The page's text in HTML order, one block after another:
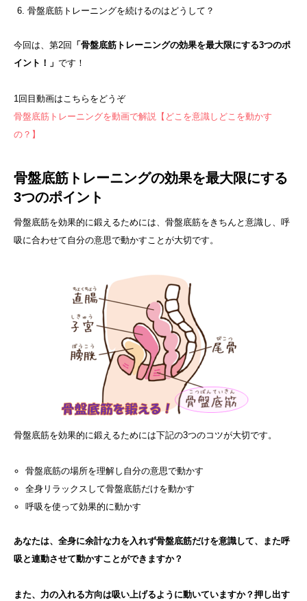
骨盤底筋トレーニングを続けるのはどうして？
今回は、第2回 「骨盤底筋トレーニングの効果を最大限にする3つのポ
イント！」 です！
1回目動画はこちらをどうぞ
骨盤底筋トレーニングを動画で解説【どこを意識しどこを動かす
の？】
骨盤底筋トレーニングの効果を最大限にする
3つのポイント
骨盤底筋を効果的に鍛えるためには、骨盤底筋をきちんと意識し、呼
吸に合わせて自分の意思で動かすことが大切です。
骨盤底筋を効果的に鍛えるためには下記の3つのコツが大切です。
骨盤底筋の場所を理解し自分の意思で動かす
全身リラックスして骨盤底筋だけを動かす
呼吸を使って効果的に動かす
あなたは、全身に余計な力を入れず骨盤底筋だけを意識して、また呼
吸と連動させて動かすことができますか？
また、力の入れる方向は吸い上げるように動いていますか？押し出す